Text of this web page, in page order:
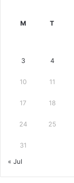
M T
3 4
10 11
17 18
24 25
31
« Jul